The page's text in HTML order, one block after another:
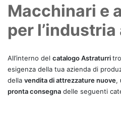
Macchinari e
per
All’interno del catalogo Astraturri
esigenza della tua azienda di
della vendita di attrezzature nuove,
pronta consegna delle seguenti